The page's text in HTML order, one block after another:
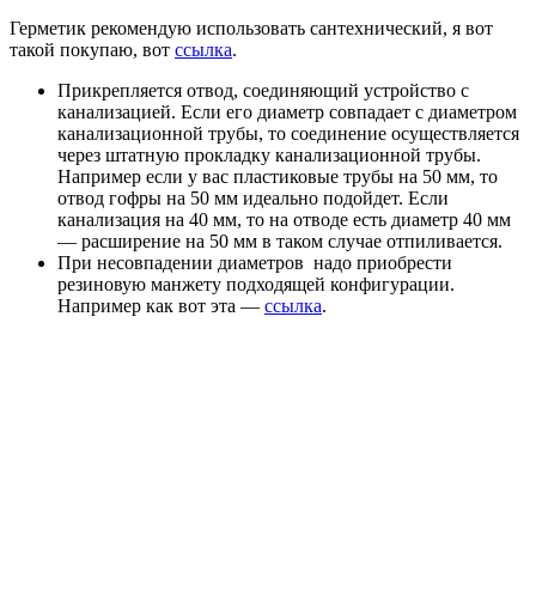
Герметик рекомендую использовать сантехнический, я вот
такой покупаю, вот ссылка.
Прикрепляется отвод, соединяющий устройство с
канализацией. Если его диаметр совпадает с диаметром
канализационной трубы, то соединение осуществляется
через штатную прокладку канализационной трубы.
Например если у вас пластиковые трубы на 50 мм, то
отвод гофры на 50 мм идеально подойдет. Если
канализация на 40 мм, то на отводе есть диаметр 40 мм
— расширение на 50 мм в таком случае отпиливается.
При несовпадении диаметров надо приобрести
резиновую манжету подходящей конфигурации.
Например как вот эта — ссылка.